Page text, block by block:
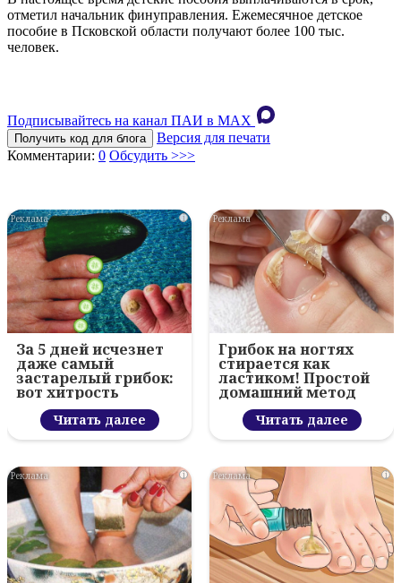
отметил начальник финуправления. Ежемесячное детское
пособие в Псковской области получают более 100 тыс.
человек.
Подписывайтесь на канал ПАИ в MAХ
Получить код для блога
Версия для печати
Комментарии: 0 Обсудить >>>
i
За 5 дней исчезнет
даже самый
застарелый грибок:
вот хитрость
Читать далее
i
Грибок на ногтях
стирается как
ластиком! Простой
домашний метод
Читать далее
i i